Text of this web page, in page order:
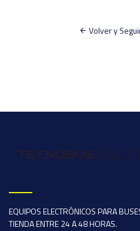
Volver y
EQUIPOS ELECTRÓNICOS PARA
TIENDA ENTRE 24 A 48 HORAS.